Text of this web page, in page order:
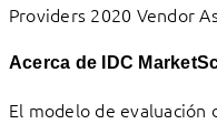
Providers 2020 Vendor
Acerca de IDC
El modelo de evaluación